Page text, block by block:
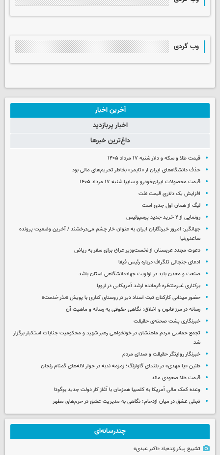
وب گردی
آخرین اخبار
اخبار پربازدید
داغ‌ترین خبرها
قیمت طلا و سکه و دلار شنبه ۱۷ مرداد ۱۴۰۵
حذف دانشگاه‌های ایران از «تایمز» بخاطر تحریم‌های مالی بود
قیمت محصولات ایران‌خودرو و سایپا شنبه ۱۷ مرداد ۱۴۰۵
افزایش یک دلاری قیمت نفت
لیگ از همان اول جدی است
رونمایی از ۲ خرید جدید پرسپولیس
جهانگیر: امروز خبرنگاران ایران به عنوان خار چشم می‌درخشند / آخرین وضعیت پرونده
ساعدی‌نیا
دعوت مجدد عربستان از نخست‌وزیر عراق برای سفر به ریاض
ادعای جنجالی تلگراف درباره رئیس فیفا
صنعت و معدن باید در اولویت جهاددانشگاهی استان باشد
برکناری غیرمنتظره فرمانده ارشد آمریکایی در اروپا
حضور میدانی کارکنان ثبت اسناد دیر در روستای کناری با پویش «نذر خدمت»
رسانه در مرز قانون و اخلاق؛ نگاهی حقوقی به رسانه و ماهیت آن
خبرنگاری پشت صحنه‌ی حقیقت
تجمع حماسی مردم ماهنشان در خونخواهی رهبر شهید و محکومیت جنایات استکبار برگزار
شد
خبرنگار روایتگر حقیقت و صدای مردم
طنین «یا مهدی» در بلندای گاوازنگ؛ زمزمه ندبه در جوار لاله‌های گمنام زنجان
قیمت طلا صعودی ماند
وعده کمک مالی آمریکا به کلمبیا همزمان با آغاز کار دولت جدید بوگوتا
تجلی عشق در میان ازدحام؛ نگاهی به مدیریت عشق در حرم‌های مطهر
چندرسانه‌ای
تشییع پیکر زنده‌یاد «اکبر عبدی»